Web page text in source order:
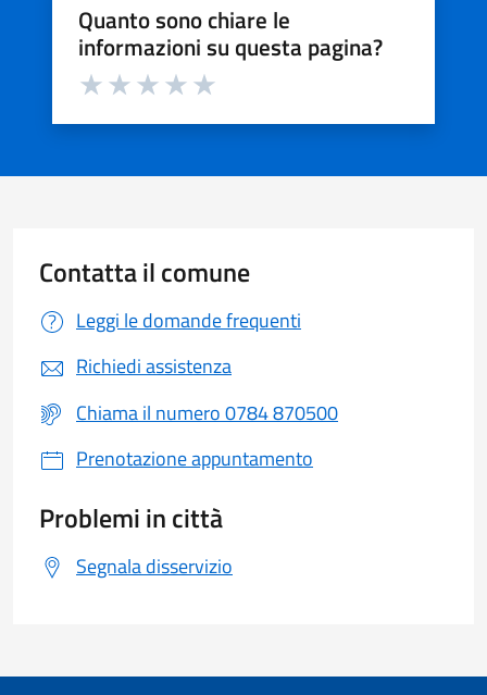
Quanto sono chiare le
informazioni su questa pagina?
Valuta da 1 a 5 stelle la pagina
Contatta il comune
Leggi le domande frequenti
Richiedi assistenza
Chiama il numero 0784 870500
Prenotazione appuntamento
Problemi in città
Segnala disservizio